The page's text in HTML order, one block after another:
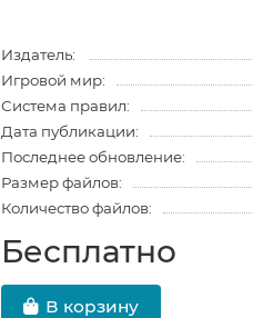
Издатель:
Игровой мир:
Система правил:
Дата публикации:
Последнее обновление:
Размер файлов:
Количество файлов:
Бесплатно
В корзину